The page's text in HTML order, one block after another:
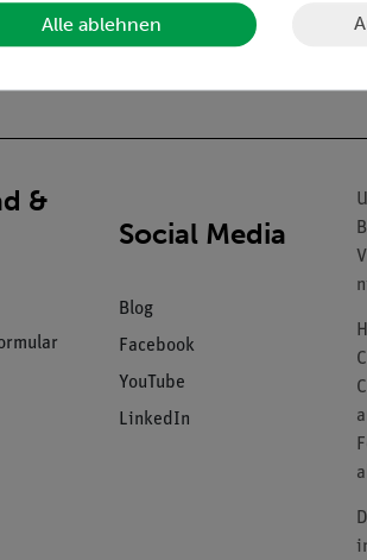
stehendem quadratischen Rahmen
&
Social Media
Blog
Facebook
YouTube
LinkedIn
Alle ablehnen